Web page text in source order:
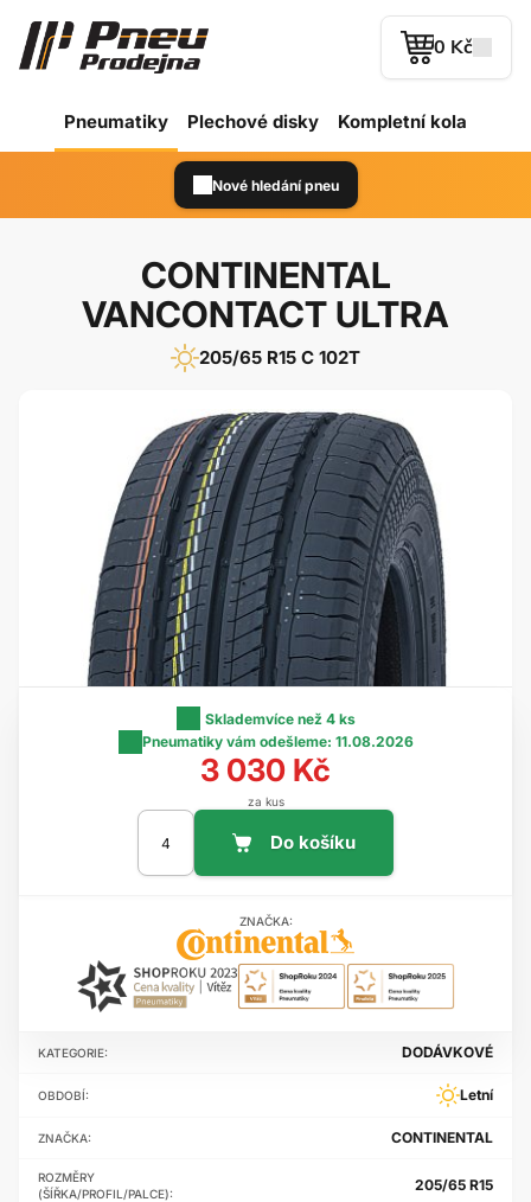
0 Kč
Pneumatiky Plechové disky Kompletní kola
Nové hledání pneu
CONTINENTAL
VANCONTACT ULTRA
205/65 R15 C 102T
KATEGORIE: DODÁVKOVÉ
OBDOBÍ: Letní
ZNAČKA: CONTINENTAL
ROZMĚRY
(ŠÍŘKA/PROFIL/PALCE):
205/65 R15
Sklademvíce než 4 ks
Pneumatiky vám odešleme: 11.08.2026
3 030 Kč
za kus
ZNAČKA: